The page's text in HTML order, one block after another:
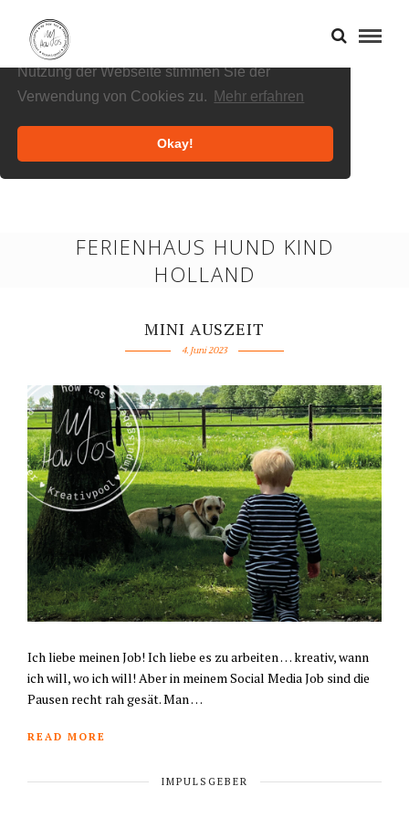
Cookies helfen uns bei der Bereitstellung
unserer Inhalte und Dienste. Durch die weitere
Nutzung der Webseite stimmen Sie der
Verwendung von Cookies zu.
Mehr erfahren
Okay!
FERIENHAUS HUND KIND
HOLLAND
MINI AUSZEIT
4. Juni 2023
Ich liebe meinen Job! Ich liebe es zu arbeiten … kreativ, wann
ich will, wo ich will! Aber in meinem Social Media Job sind die
Pausen recht rah gesät. Man …
READ MORE
IMPULSGEBER